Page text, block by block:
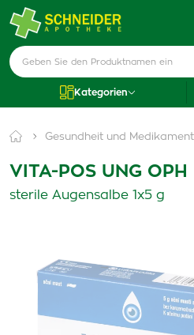
Kategorien
Gesundheit und
VITA-POS UNG OPH
sterile Augensalbe 1x5 g